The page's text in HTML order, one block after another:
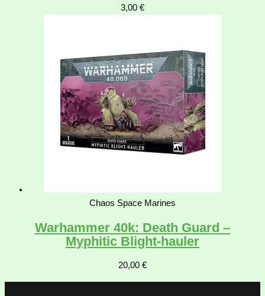
3,00 €
Chaos Space Marines
Warhammer 40k: Death Guard –
Myphitic Blight-hauler
20,00 €